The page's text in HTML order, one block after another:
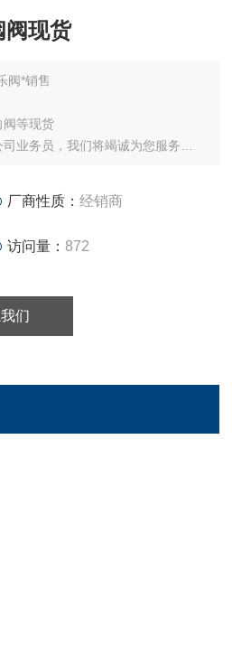
阀现货
阀*销售
阀等现货
业务员，我们将竭诚为您服务
厂商性质： 经销商
访问量： 872
们